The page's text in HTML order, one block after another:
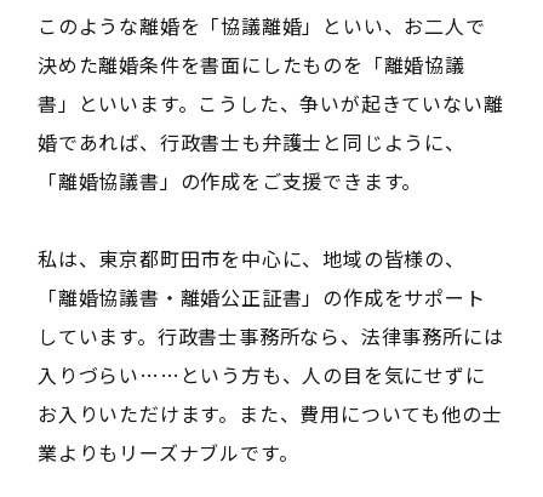
このような離婚を「協議離婚」といい、お二人で
決めた離婚条件を書面にしたものを「離婚協議
書」といいます。こうした、争いが起きていない離
婚であれば、行政書士も弁護士と同じように、
「離婚協議書」の作成をご支援できます。
私は、東京都町田市を中心に、地域の皆様の、
「離婚協議書・離婚公正証書」の作成をサポート
しています。行政書士事務所なら、法律事務所には
入りづらい……という方も、人の目を気にせずに
お入りいただけます。また、費用についても他の士
業よりもリーズナブルです。